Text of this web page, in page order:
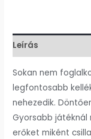
Leírás
Sokan nem
legfontosabb
nehezedik.
Gyorsabb játéknál
erőket miként